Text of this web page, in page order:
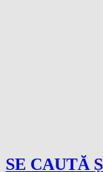
SE CAUTĂ